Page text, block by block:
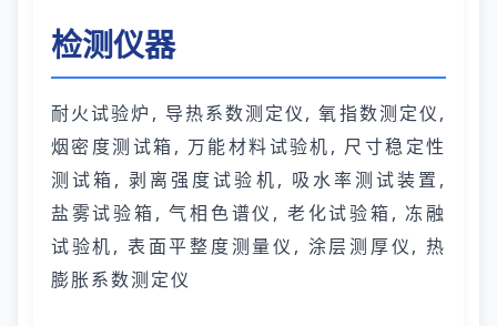
检测仪器
耐火试验炉, 导热系数测定仪, 氧指数测定仪,
烟密度测试箱, 万能材料试验机, 尺寸稳定性
测试箱, 剥离强度试验机, 吸水率测试装置,
盐雾试验箱, 气相色谱仪, 老化试验箱, 冻融
试验机, 表面平整度测量仪, 涂层测厚仪, 热
膨胀系数测定仪